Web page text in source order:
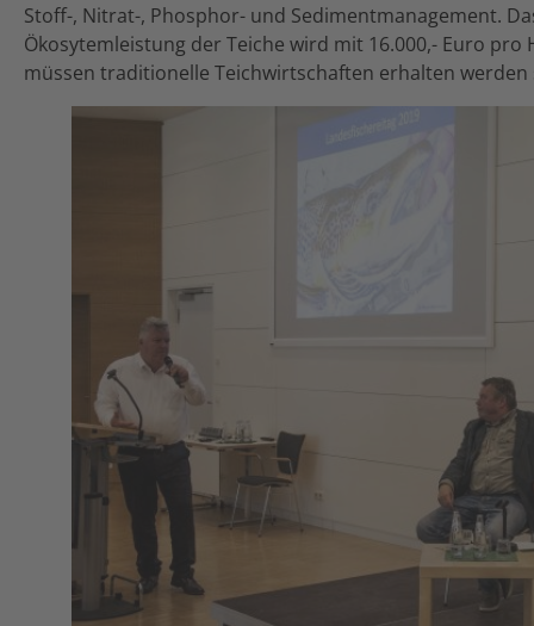
Stoff-, Nitrat-, Phosphor- und Sedimentmanagement.
Ökosytemleistung der Teiche wird mit 16.000,- Euro
müssen traditionelle Teichwirtschaften erhalten werden